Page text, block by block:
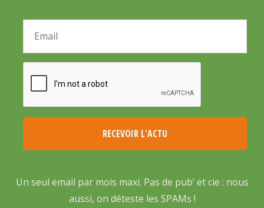
Un seul email par mois maxi. Pas de pub’ et cie : nous
aussi, on déteste les SPAMs !